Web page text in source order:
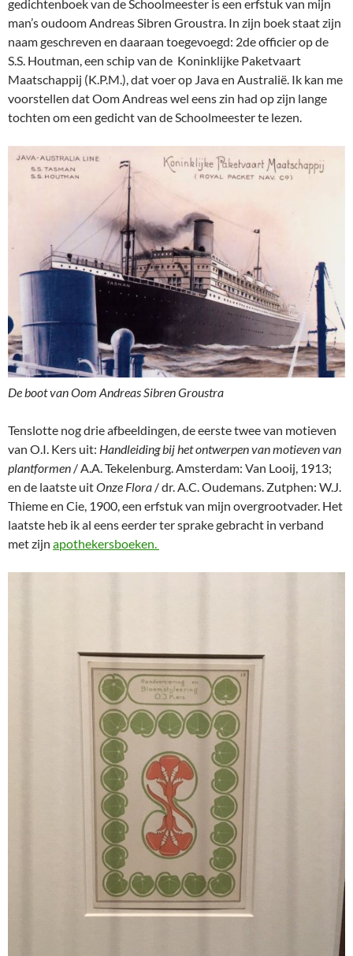
gedichtenboek van de Schoolmeester is een erfstuk van mijn
man’s oudoom Andreas Sibren Groustra. In zijn boek staat zijn
naam geschreven en daaraan toegevoegd: 2de officier op de
S.S. Houtman, een schip van de Koninklijke Paketvaart
Maatschappij (K.P.M.), dat voer op Java en Australië. Ik kan me
voorstellen dat Oom Andreas wel eens zin had op zijn lange
tochten om een gedicht van de Schoolmeester te lezen.
De boot van Oom Andreas Sibren Groustra
Tenslotte nog drie afbeeldingen, de eerste twee van motieven
van O.I. Kers uit: Handleiding bij het ontwerpen van motieven van
plantformen / A.A. Tekelenburg. Amsterdam: Van Looij, 1913;
en de laatste uitOnze Flora / dr. A.C. Oudemans. Zutphen: W.J.
Thieme en Cie, 1900, een erfstuk van mijn overgrootvader. Het
laatste heb ik al eens eerder ter sprake gebracht in verband
met zijn apothekersboeken.